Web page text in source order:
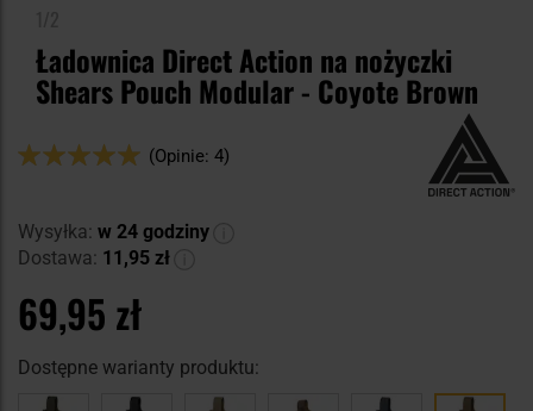
Ładownica Direct Action na nożyczki
Shears Pouch Modular - Coyote Brown
Ocena:
(Opinie: 4)
Wysyłka: w 24 godziny
Dostawa: 11,95 zł
69,95 zł
Dostępne warianty produktu: